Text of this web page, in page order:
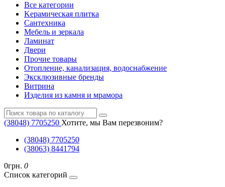
Все категории
Kерамическая плитка
Cантехника
Мебель и зеркала
Ламинат
Двери
Прочие товары
Отопление, канализация, водоснабжение
Эксклюзивные бренды
Витрина
Изделия из камня и мрамора
(38048) ‎7705250 Хотите, мы Вам перезвоним?
(38048) ‎7705250
(38063) 8441794
0грн. 0
Список категорий